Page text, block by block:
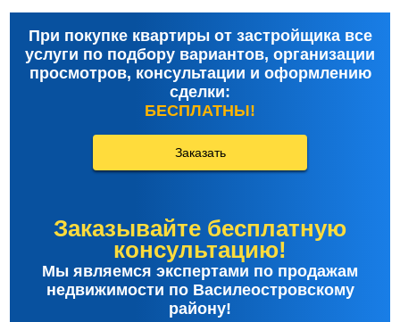
При покупке квартиры от застройщика все
услуги по подбору вариантов, организации
просмотров, консультации и оформлению
сделки:
БЕСПЛАТНЫ!
Заказать
Заказывайте бесплатную
консультацию!
Мы являемся экспертами по продажам
недвижимости по Василеостровскому
району!